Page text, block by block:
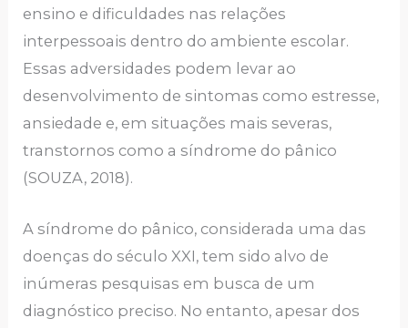
ensino e dificuldades nas relações
interpessoais dentro do ambiente escolar.
Essas adversidades podem levar ao
desenvolvimento de sintomas como estresse,
ansiedade e, em situações mais severas,
transtornos como a síndrome do pânico
(SOUZA, 2018).
A síndrome do pânico, considerada uma das
doenças do século XXI, tem sido alvo de
inúmeras pesquisas em busca de um
diagnóstico preciso. No entanto, apesar dos